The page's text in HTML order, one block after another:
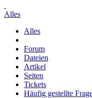
Alles
Alles
Forum
Dateien
Artikel
Seiten
Tickets
Häufig gestellte